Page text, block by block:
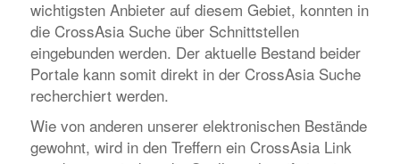
wichtigsten Anbieter auf diesem Gebiet, konnten in
die CrossAsia Suche über Schnittstellen
eingebunden werden. Der aktuelle Bestand beider
Portale kann somit direkt in der CrossAsia Suche
recherchiert werden.
Wie von anderen unserer elektronischen Bestände
gewohnt, wird in den Treffern ein CrossAsia Link